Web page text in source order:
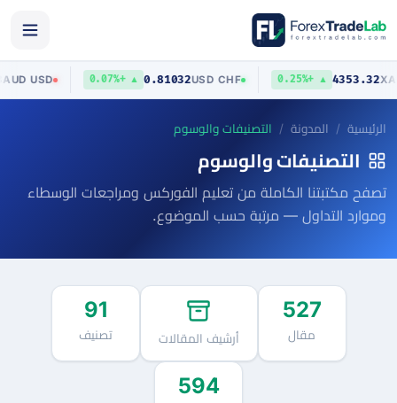
▲ +0.25%
USD CHF
0.81032
▲ +0.07%
AUD USD
0.70403
الرئيسية المدونة التصنيفات والوسوم
التصنيفات والوسوم
تصفح مكتبتنا الكاملة من تعليم الفوركس ومراجعات الوسطاء
وموارد التداول — مرتبة حسب الموضوع.
527
مقال أرشيف المقالات
91
تصنيف
594